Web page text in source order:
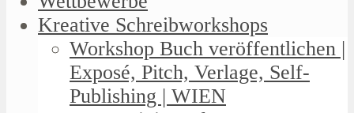
Kreative Schreibworkshops
Workshop Buch veröffentlichen |
Exposé, Pitch, Verlage, Self-
Publishing | WIEN